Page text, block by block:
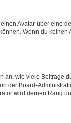
Avatar über
Wenn du
an, wie viele Beiträge
der Board-
wird deinen Rang